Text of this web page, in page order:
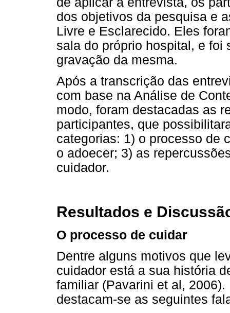
dos objetivos da pesquisa e
Livre e Esclarecido. Eles
sala do próprio hospital, e foi
gravação da mesma.
Após a transcrição das
com base na Análise de
modo, foram destacadas as
participantes, que
categorias: 1) o processo de
o adoecer; 3) as
cuidador.
Resultados e
O processo de cuidar
Dentre alguns motivos que
cuidador está a sua história
familiar (Pavarini et al,
destacam-se as seguintes